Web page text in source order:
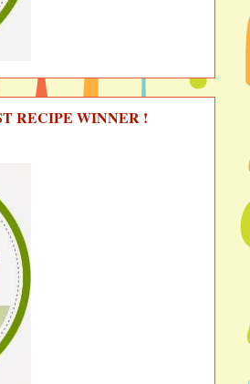
RECIPE WINNER !